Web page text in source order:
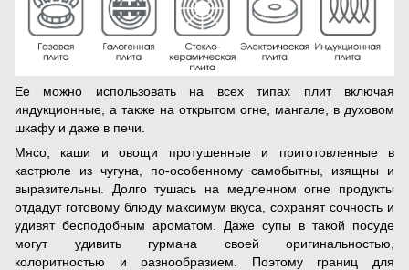
Ее можно использовать на всех типах плит включая
индукционные, а также на открытом огне, мангале, в духовом
шкафу и даже в печи.
Мясо, каши и овощи протушенные и приготовленные в
кастрюле из чугуна, по-особенному самобытны, изящны и
выразительны. Долго тушась на медленном огне продукты
отдадут готовому блюду максимум вкуса, сохранят сочность и
удивят бесподобным ароматом. Даже супы в такой посуде
могут удивить гурмана своей оригинальностью,
колоритностью и разнообразием. Поэтому границ для